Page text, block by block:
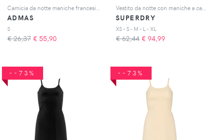
ADMAS
S
€ 26,37 € 55,90
SUPERDRY
XS - S - M - L - XL
€ 62,44 € 94,99
--73% --73%